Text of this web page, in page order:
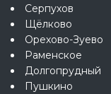
Серпухов
Щёлково
Орехово-Зуево
Раменское
Долгопрудный
Пушкино